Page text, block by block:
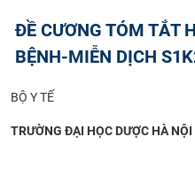
TUYỂN SINH
ĐÀO TẠO
ĐẢM BẢO CHẤT LƯỢNG
ĐỀ CƯƠNG TÓM TẮT
BỆNH-MIỄN DỊCH
BỘ Y TẾ
TRƯỜNG ĐẠI HỌC DƯỢC HÀ NỘI